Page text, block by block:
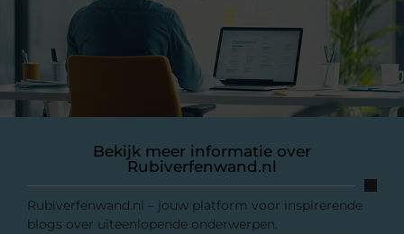
Bekijk meer informatie over
Rubiverfenwand.nl
Rubiverfenwand.nl – jouw platform voor inspirerende
blogs over uiteenlopende onderwerpen.